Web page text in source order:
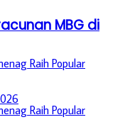
MBG di